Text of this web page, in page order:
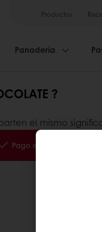
Productos
Panadería
?
el mismo
Pago en línea disponible
BASE DE